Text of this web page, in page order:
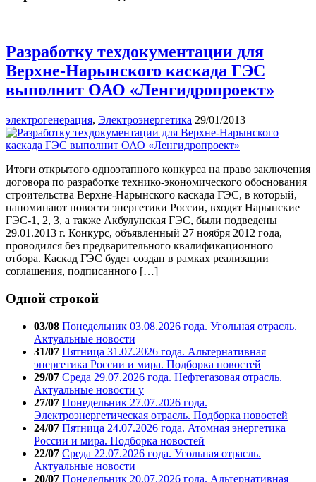
Разработку техдокументации для
Верхне-Нарынского каскада ГЭС
выполнит ОАО «Ленгидропроект»
электрогенерация, Электроэнергетика 29/01/2013
Итоги открытого одноэтапного конкурса на право заключения
договора по разработке технико-экономического обоснования
строительства Верхне-Нарынского каскада ГЭС, в который,
напоминают новости энергетики России, входят Нарынские
ГЭС-1, 2, 3, а также Акбулунская ГЭС, были подведены
29.01.2013 г. Конкурс, объявленный 27 ноября 2012 года,
проводился без предварительного квалификационного
отбора. Каскад ГЭС будет создан в рамках реализации
соглашения, подписанного […]
Одной строкой
03/08 Понедельник 03.08.2026 года. Угольная отрасль.
Актуальные новости
31/07 Пятница 31.07.2026 года. Альтернативная
энергетика России и мира. Подборка новостей
29/07 Среда 29.07.2026 года. Нефтегазовая отрасль.
Актуальные новости у
27/07 Понедельник 27.07.2026 года.
Электроэнергетическая отрасль. Подборка новостей
24/07 Пятница 24.07.2026 года. Атомная энергетика
России и мира. Подборка новостей
22/07 Среда 22.07.2026 года. Угольная отрасль.
Актуальные новости
20/07 Понедельник 20.07.2026 года. Альтернативная